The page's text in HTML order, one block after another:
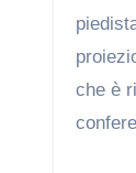
che è